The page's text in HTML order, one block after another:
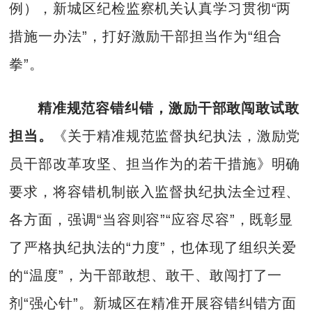
例），新城区纪检监察机关认真学习贯彻“两
措施一办法”，打好激励干部担当作为“组合
拳”。
精准规范容错纠错，激励干部敢闯敢试敢
担当。
《关于精准规范监督执纪执法，激励党
员干部改革攻坚、担当作为的若干措施》明确
要求，将容错机制嵌入监督执纪执法全过程、
各方面，强调“当容则容”“应容尽容”，既彰显
了严格执纪执法的“力度”，也体现了组织关爱
的“温度”，为干部敢想、敢干、敢闯打了一
剂“强心针”。新城区在精准开展容错纠错方面